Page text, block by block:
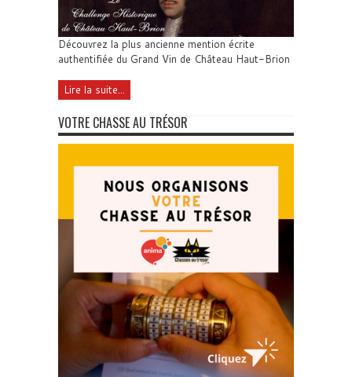
Découvrez la plus ancienne mention écrite
authentifiée du Grand Vin de Château Haut-Brion
Lire la suite...
VOTRE CHASSE AU TRÉSOR